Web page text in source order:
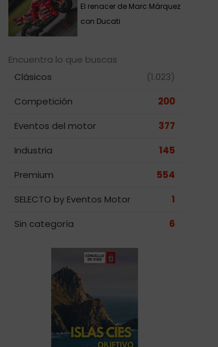
El renacer de Marc Márquez
con Ducati
Encuentra lo que buscas
Clásicos
(1.023)
Competición
200
Eventos del motor
377
Industria
145
Premium
554
SELECTO by Eventos Motor
1
Sin categoría
6